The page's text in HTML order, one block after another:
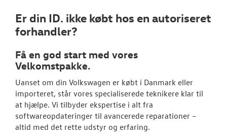
Volkswagen
Er din ID. ikke købt hos en autoriseret
forhandler?
Få en god start med vores
Velkomstpakke.
Uanset om din Volkswagen er købt i Danmark eller
importeret, står vores specialiserede teknikere klar til
at hjælpe. Vi tilbyder ekspertise i alt fra
softwareopdateringer til avancerede reparationer –
altid med det rette udstyr og erfaring.